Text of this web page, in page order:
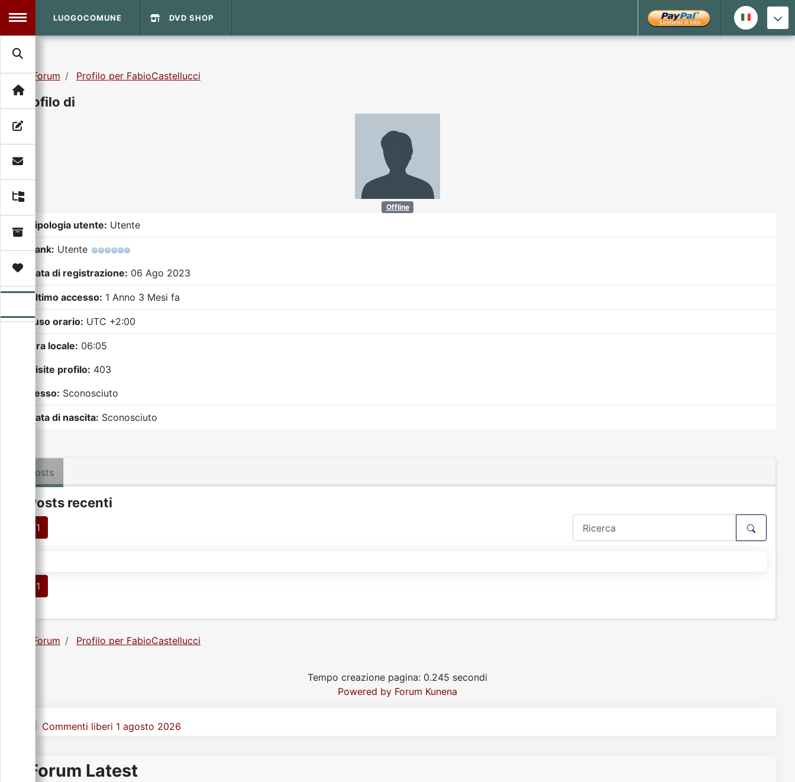
MENU
Search
Archivio
Video
Forum
Donazione
LUOGOCOMUNE DVD SHOP
Forum Profilo per FabioCastellucci
Profilo di
Offline
Tipologia utente: Utente
Rank: Utente
Data di registrazione: 06 Ago 2023
Ultimo accesso: 1 Anno 3 Mesi fa
Fuso orario: UTC +2:00
Ora locale: 06:05
Visite profilo: 403
Sesso: Sconosciuto
Data di nascita: Sconosciuto
Posts
Posts recenti
1
1
Forum Profilo per FabioCastellucci
Tempo creazione pagina: 0.245 secondi
Powered by Forum Kunena
Commenti liberi 1 agosto 2026
Forum Latest